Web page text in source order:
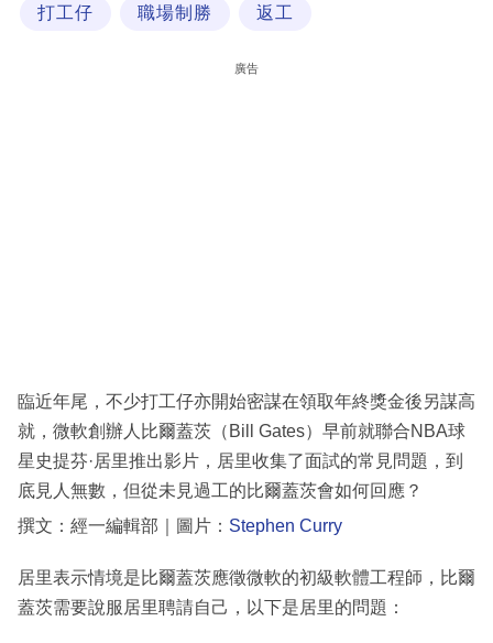
場
打工仔 職場制勝 返工
廣告
臨近年尾，不少打工仔亦開始密謀在領取年終獎金後另謀高
就，微軟創辦人比爾蓋茨（Bill Gates）早前就聯合NBA球
星史提芬·居里推出影片，居里收集了面試的常見問題，到
底見人無數，但從未見過工的比爾蓋茨會如何回應？
撰文：經一編輯部｜圖片： Stephen Curry
居里表示情境是比爾蓋茨應徵微軟的初級軟體工程師，比爾
蓋茨需要說服居里聘請自己，以下是居里的問題：